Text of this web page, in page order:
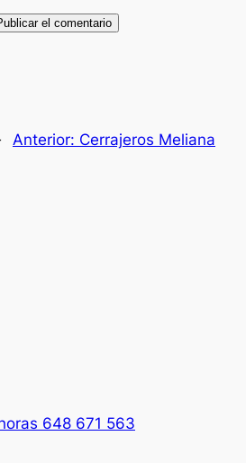
Anterior: Cerrajeros Meliana
648 671 563